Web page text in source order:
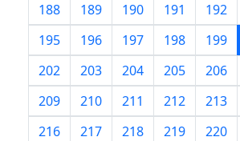
188
189 190 191 192
195
196 197 198 199
202
203 204 205 206
209
210 211 212 213
216
217 218 219 220